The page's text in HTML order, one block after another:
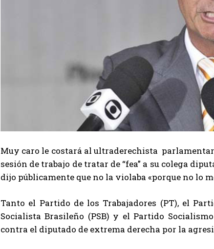
Muy caro le costará al ultraderechista
sesión de trabajo de tratar de “fea” a su colega
dijo públicamente que no la violaba «porque no lo
Tanto el Partido de los Trabajadores (PT), el
Socialista Brasileño (PSB) y el Partido
contra el diputado de extrema derecha por la